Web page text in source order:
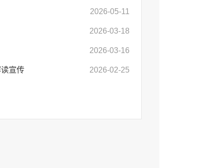
2026-05-11
2026-03-18
2026-03-16
宣传 2026-02-25